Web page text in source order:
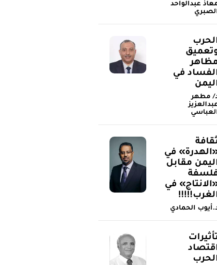
عبدالواحد
في
مطهر
في
مقابل
في
الحمادي